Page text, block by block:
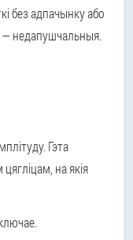
без адпачынку або
— недапушчальныя.
Гэта
на якія